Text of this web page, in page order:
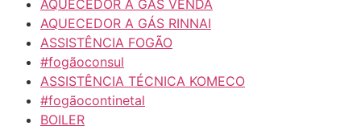
AQUECEDOR A GÁS VENDA
AQUECEDOR A GÁS RINNAI
ASSISTÊNCIA FOGÃO
#fogãoconsul
ASSISTÊNCIA TÉCNICA KOMECO
#fogãocontinetal
BOILER